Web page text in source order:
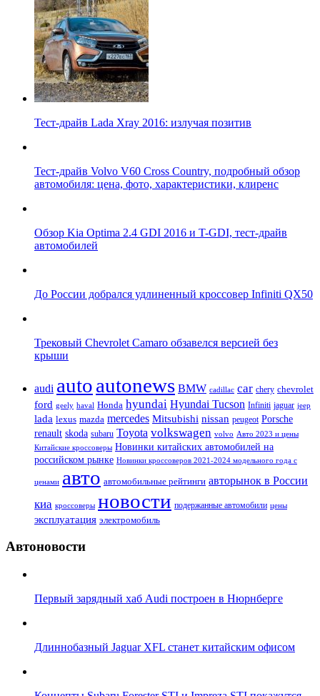
Тест-драйв Lada Xray 2016: излучая позитив
Тест-драйв Volvo V60 Cross Country, подробный обзор
автомобиля: цена, фото, характеристики, клиренс
Обзор Kia Optima 2.4 GDI 2016 и T-GDI, тест-драйв
автомобилей
До России добрался удлиненный кроссовер Infiniti QX50
Трековый Chevrolet Camaro обзавелся версией без
крыши
audi autoautonews BMW cadillac car chery chevrolet
ford geely haval Honda hyundai Hyundai Tucson Infiniti jaguar jeep
lada lexus mazda mercedes Mitsubishi nissan peugeot Porsche
renault skoda subaru Toyota volkswagen volvo Авто 2023 и цены
Китайские кроссоверы Новинки китайских автомобилей на
российском рынке Новинки кроссоверов 2021-2024 модельного года с
ценами авто автомобильные рейтинги авторынок в России
киа кроссоверы новости подержанные автомобили цены
эксплуатация электромобиль
Автоновости
Первый зарядный хаб Audi построен в Нюрнберге
Длиннобазный Jaguar XFL станет китайским офисом